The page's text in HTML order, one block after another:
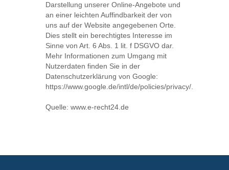
Darstellung unserer Online-Angebote und
an einer leichten Auffindbarkeit der von
uns auf der Website angegebenen Orte.
Dies stellt ein berechtigtes Interesse im
Sinne von Art. 6 Abs. 1 lit. f DSGVO dar.
Mehr Informationen zum Umgang mit
Nutzerdaten finden Sie in der
Datenschutzerklärung von Google:
https://www.google.de/intl/de/policies/privacy/
Quelle: www.e-recht24.de